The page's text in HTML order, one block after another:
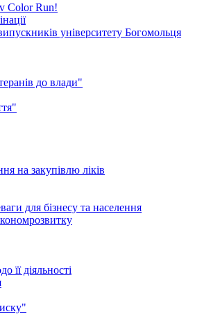
Color Run!
університету Богомольця
до влади"
на закупівлю ліків
для бізнесу та населення
її діяльності